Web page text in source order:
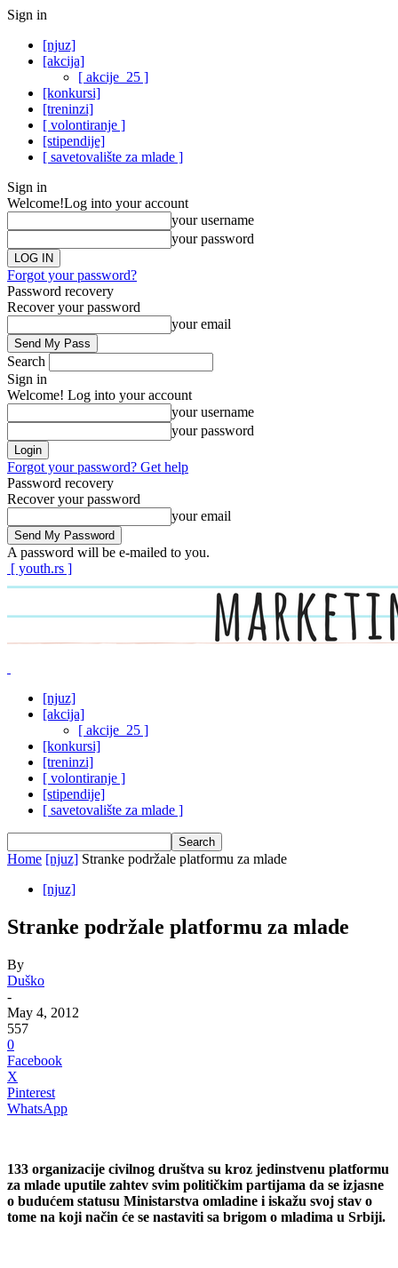
Sign in
[njuz]
[akcija]
[ akcije_25 ]
[konkursi]
[treninzi]
[ volontiranje ]
[stipendije]
[ savetovalište za mlade ]
Sign in
Welcome!Log into your account
your username
your password
Forgot your password?
Password recovery
Recover your password
your email
Search
Sign in
Welcome! Log into your account
your username
your password
Forgot your password? Get help
Password recovery
Recover your password
your email
A password will be e-mailed to you.
[ youth.rs ]
[njuz]
[akcija]
[ akcije_25 ]
[konkursi]
[treninzi]
[ volontiranje ]
[stipendije]
[ savetovalište za mlade ]
Home [njuz] Stranke podržale platformu za mlade
[njuz]
Stranke podržale platformu za mlade
By
Duško
-
May 4, 2012
557
0
Facebook
X
Pinterest
WhatsApp
133 organizacije civilnog društva su kroz jedinstvenu platformu
za mlade uputile zahtev svim političkim partijama da se izjasne
o budućem statusu Ministarstva omladine i iskažu svoj stav o
tome na koji način će se nastaviti sa brigom o mladima u Srbiji.